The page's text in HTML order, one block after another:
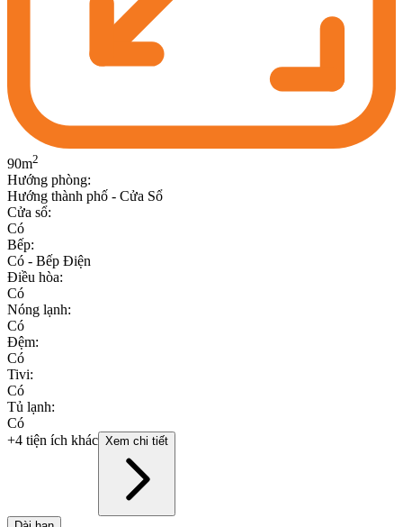
90m2
Hướng phòng:
Hướng thành phố - Cửa Sổ
Cửa sổ:
Có
Bếp:
Có - Bếp Điện
Điều hòa:
Có
Nóng lạnh:
Có
Đệm:
Có
Tivi:
Có
Tủ lạnh:
Có
+4 tiện ích khác Xem chi tiết